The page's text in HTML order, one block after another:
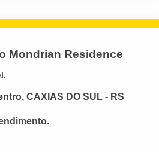
Mondrian Residence
CAXIAS DO SUL - RS